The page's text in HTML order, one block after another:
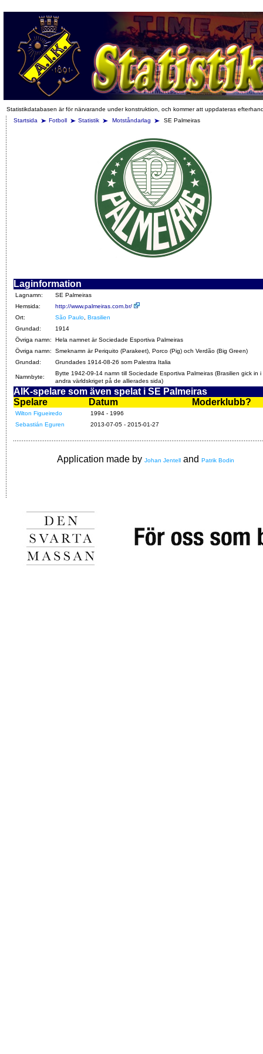
Statistikdatabasen är för närvarande under konstruktion, och kommer att uppdateras
Startsida
Fotboll Statistik Motståndarlag SE Palmeiras
Laginformation
Lagnamn:
SE Palmeiras
Hemsida:
http://www.palmeiras.com.br/
Ort:
São Paulo Brasilien
Grundad:
1914
Övriga namn:
Hela namnet är Sociedade Esportiva Palmeiras
Övriga namn:
Smeknamn är Periquito (Parakeet), Porco (Pig) och Verdão (Big Green)
Grundad:
Grundades 1914-08-26 som Palestra Italia
Namnbyte:
Bytte 1942-09-14 namn till Sociedade Esportiva Palmeiras (Brasilien gick in i
andra världskriget på de allierades sida)
AIK-spelare som även spelat i SE Palmeiras
Spelare
Datum Moderklubb?
Wilton Figueiredo
1994 - 1996
Sebastián Eguren
2013-07-05 - 2015-01-27
Application made by Johan Jentell and Patrik Bodin